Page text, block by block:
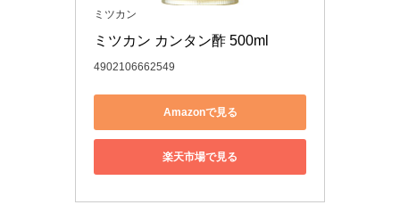
ミツカン
ミツカン カンタン酢 500ml
4902106662549
Amazonで見る
楽天市場で見る